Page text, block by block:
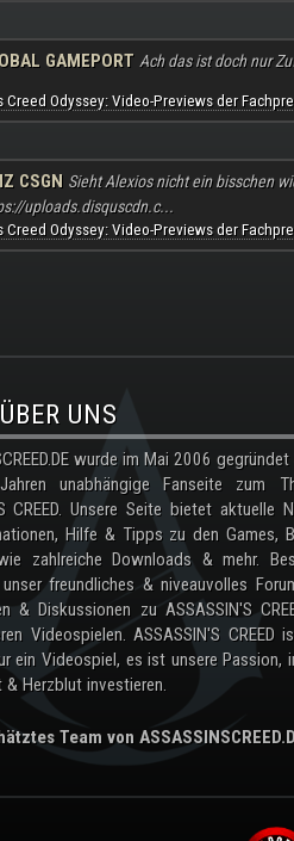
GAMEPORT Ach das ist doch nur
Creed Odyssey: Video-Previews der
CSGN Sieht Alexios nicht ein bisschen
uploads.disquscdn.c...
Creed Odyssey: Video-Previews der
UNS
wurde im Mai 2006
unabhängige Fanseite zum
CREED. Unsere Seite bietet aktuelle
Hilfe & Tipps zu den Games,
zahlreiche Downloads & mehr.
freundliches & niveauvolles
& Diskussionen zu ASSASSIN'S
Videospielen. ASSASSIN'S CREED
ein Videospiel, es ist unsere Passion,
Herzblut investieren.
Team von